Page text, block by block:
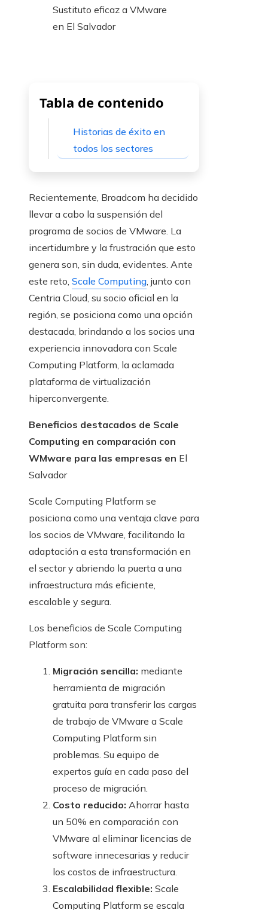
Tabla de contenido
Historias de éxito en
todos los sectores
Recientemente, Broadcom ha decidido
llevar a cabo la suspensión del
programa de socios de VMware. La
incertidumbre y la frustración que esto
genera son, sin duda, evidentes. Ante
este reto, Scale Computing, junto con
Centria Cloud, su socio oficial en la
región, se posiciona como una opción
destacada, brindando a los socios una
experiencia innovadora con Scale
Computing Platform, la aclamada
plataforma de virtualización
hiperconvergente.
Beneficios destacados de Scale
Computing en comparación con
WMware para las empresas en El
Salvador
Scale Computing Platform se
posiciona como una ventaja clave para
los socios de VMware, facilitando la
adaptación a esta transformación en
el sector y abriendo la puerta a una
infraestructura más eficiente,
escalable y segura.
Los beneficios de Scale Computing
Platform son:
Migración sencilla: mediante
herramienta de migración
gratuita para transferir las cargas
de trabajo de VMware a Scale
Computing Platform sin
problemas. Su equipo de
expertos guía en cada paso del
proceso de migración.
Costo reducido: Ahorrar hasta
un 50% en comparación con
VMware al eliminar licencias de
software innecesarias y reducir
los costos de infraestructura.
Escalabilidad flexible: Scale
Computing Platform se escala